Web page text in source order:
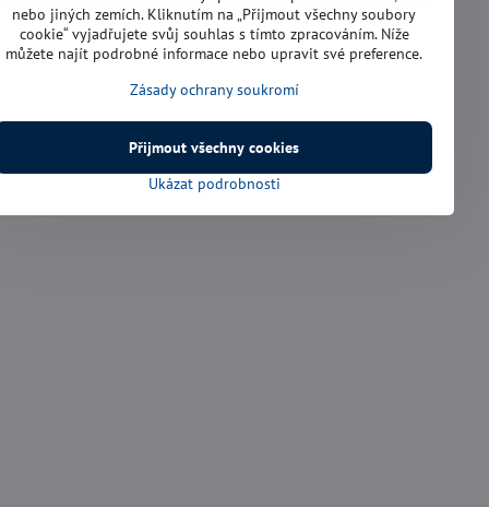
nebo jiných zemích. Kliknutím na „Přijmout všechny soubory
cookie“ vyjadřujete svůj souhlas s tímto zpracováním. Níže
můžete najít podrobné informace nebo upravit své preference.
Zásady ochrany soukromí
Ukázat podrobnosti
Přijmout všechny cookies